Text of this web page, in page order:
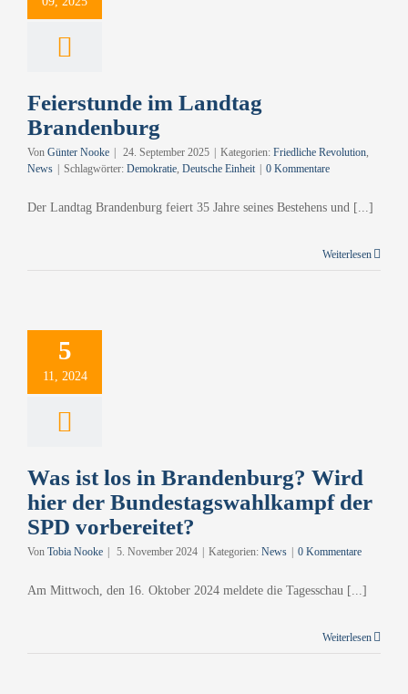
Revolution News
Feierstunde im Landtag
Brandenburg
Von Günter Nooke 24. September 2025 Kategorien: Friedliche Revolution,
News
Schlagwörter: Demokratie, Deutsche Einheit 0 Kommentare
Der Landtag Brandenburg feiert 35 Jahre seines Bestehens und [...]
Weiterlesen
5
11, 2024
Was ist los in Brandenburg? Wird
hier der Bundestagswahlkampf der
SPD vorbereitet?
Von Tobia Nooke 5. November 2024 Kategorien: News 0 Kommentare
Am Mittwoch, den 16. Oktober 2024 meldete die Tagesschau [...]
Weiterlesen